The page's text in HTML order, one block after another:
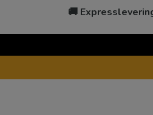
🚚